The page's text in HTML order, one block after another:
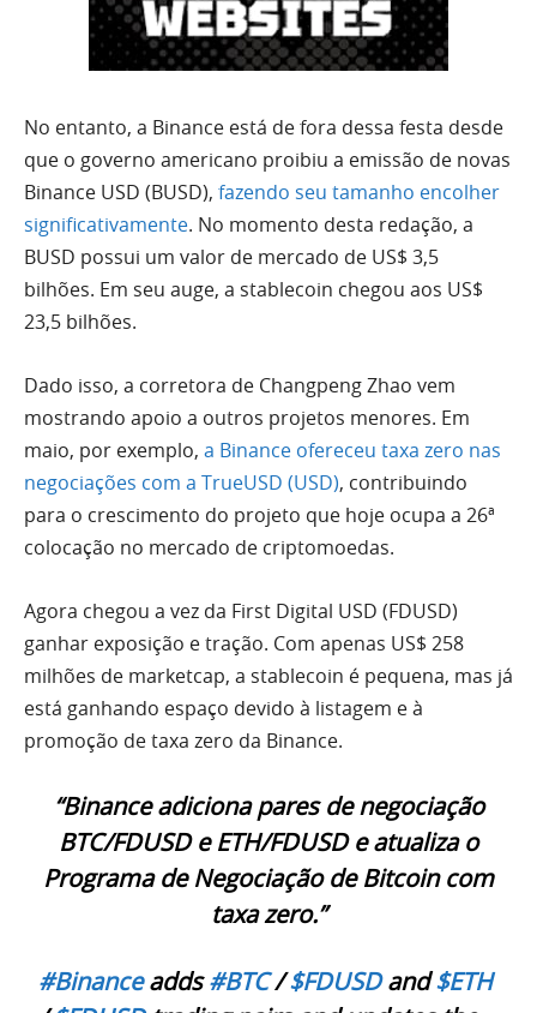
No entanto, a Binance está de fora dessa festa desde
que o governo americano proibiu a emissão de novas
Binance USD (BUSD), fazendo seu tamanho encolher
significativamente. No momento desta redação, a
BUSD possui um valor de mercado de US$ 3,5
bilhões. Em seu auge, a stablecoin chegou aos US$
23,5 bilhões.
Dado isso, a corretora de Changpeng Zhao vem
mostrando apoio a outros projetos menores. Em
maio, por exemplo, a Binance ofereceu taxa zero nas
negociações com a TrueUSD (USD), contribuindo
para o crescimento do projeto que hoje ocupa a 26ª
colocação no mercado de criptomoedas.
Agora chegou a vez da First Digital USD (FDUSD)
ganhar exposição e tração. Com apenas US$ 258
milhões de marketcap, a stablecoin é pequena, mas já
está ganhando espaço devido à listagem e à
promoção de taxa zero da Binance.
“Binance adiciona pares de negociação
BTC/FDUSD e ETH/FDUSD e atualiza o
Programa de Negociação de Bitcoin com
taxa zero.”
#Binanceadds#BTC/$FDUSDand$ETH